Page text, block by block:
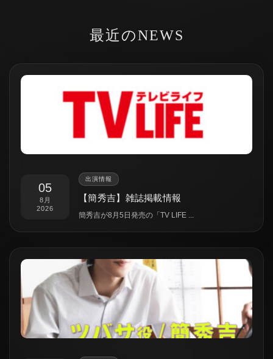
最近のNEWS
05
8月
2026
出演情報
【簡秀吉】雑誌掲載情報
簡秀吉が8月5日発売の「TV LIFE ...